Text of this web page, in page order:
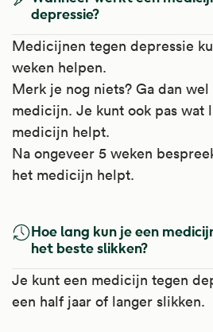
Naproxen is een
pijnstiller. Dit soort
NSAID genoemd. Het
ontstekingsremmend en
Het is te gebruiken bij pijn
sprake is van een
gewrichtspijn. Ook bij
gewrichten zoals
koliekpijn, hoofdpijn,
menstruatieklachten, zoals
bij de menstruatie. Het
gebruikt bij pijnlijke, stijve
gewrichten (artrose),
Paracetamol werkt
koortsverlagend.
Het is te gebruiken bij
pijn zoals, hoofdpijn,
verkoudheid, keelpijn,
middenoorontsteking,
gehoorgangontsteking,
gewrichtspijn en
Apotheek.nl
.
Diclofenac is een
pijnstiller. Dit soort
NSAID's genoemd. Het
ontstekingsremmend en
Het is te gebruiken bij pijn
sprake is van een
gewrichtspijn, reumatoïde
van de gewrichten), ziekte
Bovendien bij koliekpijn,
menstruatieklachten, zoals
bij de menstruatie,
Het wordt soms ook
Ibuprofen is een
pijnstiller. Dit soort
NSAID genoemd. Het
ontstekingsremmend en
Het is te gebruiken bij pijn
sprake is van een
gewrichtspijn, reumatoïde
Bechterew en jicht.
bloedverlies bij de
soms ook gebruikt bij
klachten door griep of
Kijk voor meer
depressie?
Medicijnen tegen depressie
weken helpen.
Merk je nog niets? Ga dan
medicijn. Je kunt ook pas wat
medicijn helpt.
Na ongeveer 5 weken
het medicijn helpt.
Hoe lang kun je een
het beste slikken?
Je kunt een medicijn tegen
een half jaar of langer slikken.